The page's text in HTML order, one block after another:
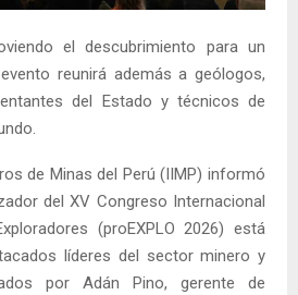
el descubrimiento para un
reunirá además a geólogos,
del Estado y técnicos de
de Minas del Perú (IIMP) informó
del XV Congreso Internacional
(proEXPLO 2026) está
líderes del sector minero y
por Adán Pino, gerente de